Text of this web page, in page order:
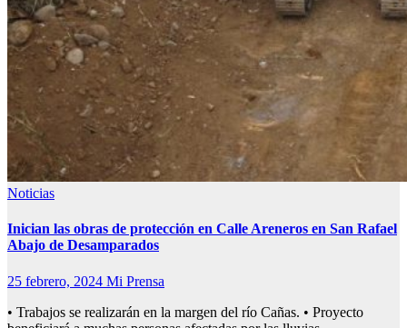
Noticias
Inician las obras de protección en Calle Areneros en San Rafael
Abajo de Desamparados
25 febrero, 2024 Mi Prensa
• Trabajos se realizarán en la margen del río Cañas. • Proyecto